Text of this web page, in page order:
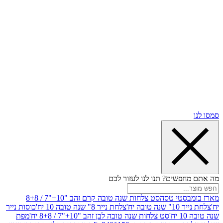
תנו לנו לעזור לכם
טסה
סט צלחות שנה טובה קרם זהב "10+"7 / 8+8
יח'
צלחת נייר 8" שנה טובה 10 יח'
כוסות נייר
סט צלחות שנה טובה לבן זהב "10+"7 / 8+8 יח'
מפת